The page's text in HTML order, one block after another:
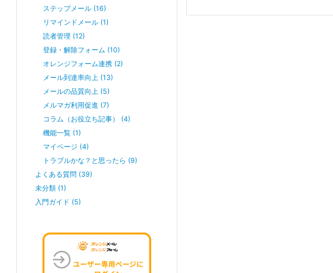
ステップメール (16)
リマインドメール (1)
読者管理 (12)
登録・解除フォーム (10)
オレンジフォーム連携 (2)
メール到達率向上 (13)
メールの品質向上 (5)
メルマガ利用促進 (7)
コラム（お役立ち記事） (4)
機能一覧 (1)
マイページ (4)
トラブルかな？と思ったら (9)
よくある質問 (39)
未分類 (1)
入門ガイド (5)